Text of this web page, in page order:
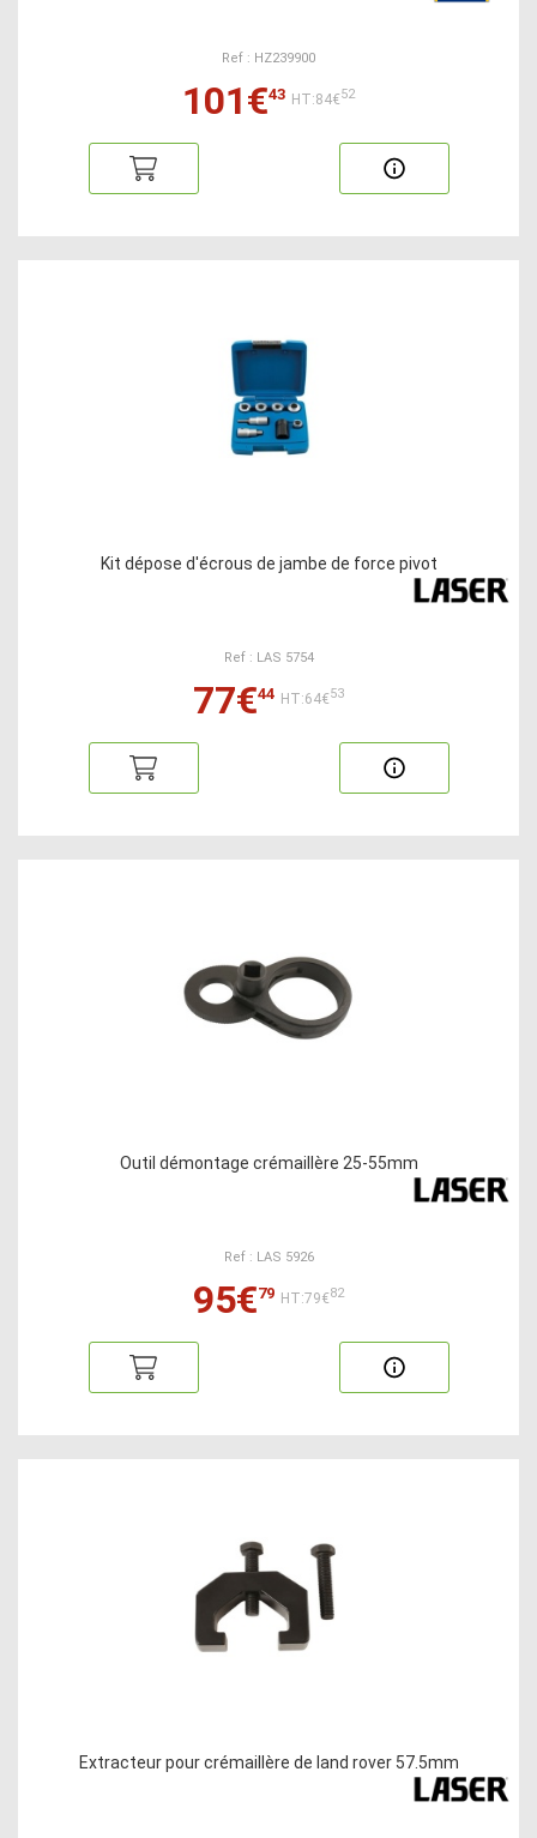
Ref : HZ239900
101€43 HT:84€52
Kit dépose d'écrous de jambe de force pivot
Ref : LAS 5754
77€44 HT:64€53
Outil démontage crémaillère 25-55mm
Ref : LAS 5926
95€79 HT:79€82
Extracteur pour crémaillère de land rover 57.5mm